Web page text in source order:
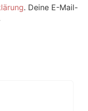
. Deine E-Mail-